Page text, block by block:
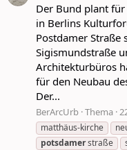
Der Bund plant
in Berlins
Postdamer Straße
Sigismundstraße
Architekturbüros
für den Neubau
Der...
BerArcUrb Thema
matthäus-kirche
potsdamerstraße